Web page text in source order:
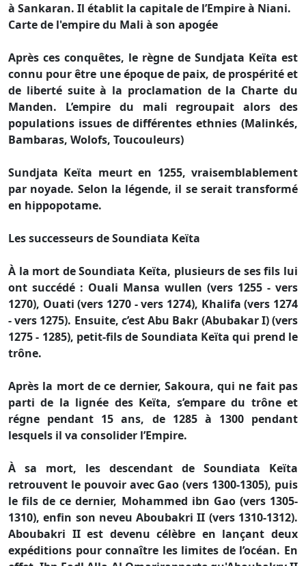
à Sankaran. Il établit la capitale de l’Empire à Niani.
Carte de l'empire du Mali à son apogée
Après ces conquêtes, le règne de Sundjata Keïta est
connu pour être une époque de paix, de prospérité et
de liberté suite à la proclamation de la Charte du
Manden. L’empire du mali regroupait alors des
populations issues de différentes ethnies (Malinkés,
Bambaras, Wolofs, Toucouleurs)
Sundjata Keïta meurt en 1255, vraisemblablement
par noyade. Selon la légende, il se serait transformé
en hippopotame.
Les successeurs de Soundiata Keïta
À la mort de Soundiata Keïta, plusieurs de ses fils lui
ont succédé : Ouali Mansa wullen (vers 1255 - vers
1270), Ouati (vers 1270 - vers 1274), Khalifa (vers 1274
- vers 1275). Ensuite, c’est Abu Bakr (Abubakar I) (vers
1275 - 1285), petit-fils de Soundiata Keïta qui prend le
trône.
Après la mort de ce dernier, Sakoura, qui ne fait pas
parti de la lignée des Keïta, s’empare du trône et
régne pendant 15 ans, de 1285 à 1300 pendant
lesquels il va consolider l’Empire.
À sa mort, les descendant de Soundiata Keïta
retrouvent le pouvoir avec Gao (vers 1300-1305), puis
le fils de ce dernier, Mohammed ibn Gao (vers 1305-
1310), enfin son neveu Aboubakri II (vers 1310-1312).
Aboubakri II est devenu célèbre en lançant deux
expéditions pour connaître les limites de l’océan. En